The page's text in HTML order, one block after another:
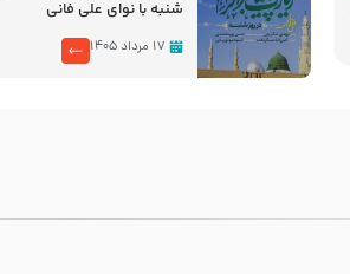
شنبه با نوای علی فانی
۱۷ مرداد ۱۴۰۵